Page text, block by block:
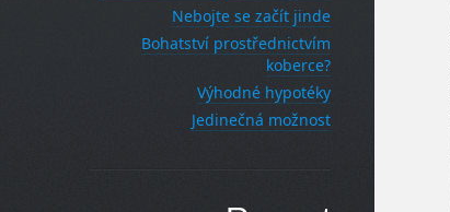
Nebojte se začít jinde
Bohatství prostřednictvím
koberce?
Výhodné hypotéky
Jedinečná možnost